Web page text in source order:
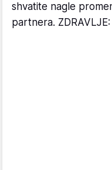
shvatite nagle
partnera.